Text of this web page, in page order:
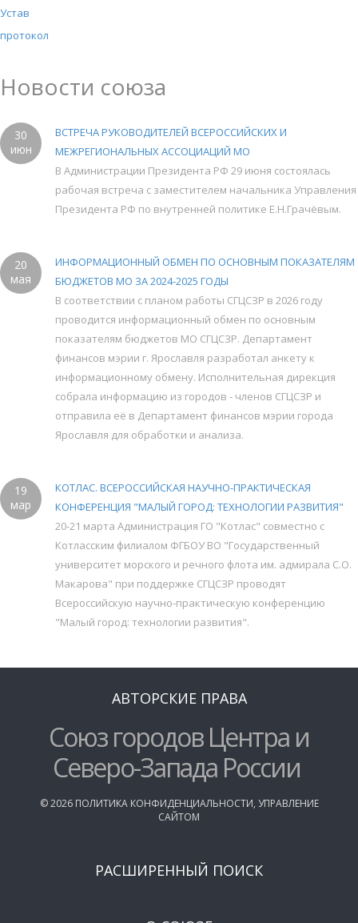
Устав
протокол
Новости союза
30
июн
ВСТРЕЧА РУКОВОДИТЕЛЕЙ ВСЕРОССИЙСКИХ И
МЕЖРЕГИОНАЛЬНЫХ АССОЦИАЦИЙ МО
В Администрации Президента РФ 29 июня состоялась
рабочая встреча с заместителем начальника Управления
Президента РФ по внутренней политике Е.Н.Грачёвым.
20
мая
ИНФОРМАЦИОННЫЙ ОБМЕН ПО ОСНОВНЫМ ПОКАЗАТЕЛЯМ
БЮДЖЕТОВ МО ЗА 2024-2025 ГОДЫ
В соответствии с планом работы СГЦСЗР в 2026 году
проводится информационный обмен по основным
показателям бюджетов МО СГЦСЗР. Департамент
финансов мэрии г. Ярославля разработал анкету к
информационному обмену. Исполнительная дирекция
собрала информацию из городов - членов СГЦСЗР и
отправила её в Департамент финансов мэрии города
Ярославля для обработки и анализа.
19
мар
КОТЛАС. ВСЕРОССИЙСКАЯ НАУЧНО-ПРАКТИЧЕСКАЯ
КОНФЕРЕНЦИЯ "МАЛЫЙ ГОРОД: ТЕХНОЛОГИИ РАЗВИТИЯ"
20-21 марта Администрация ГО "Котлас" совместно с
Котласским филиалом ФГБОУ ВО "Государственный
университет морского и речного флота им. адмирала С.О.
Макарова" при поддержке СГЦСЗР проводят
Всероссийскую научно-практическую конференцию
"Малый город: технологии развития".
АВТОРСКИЕ ПРАВА
Союз городов Центра и
Северо-Запада России
©2026 ПОЛИТИКА КОНФИДЕНЦИАЛЬНОСТИ, УПРАВЛЕНИЕ
САЙТОМ
РАСШИРЕННЫЙ ПОИСК